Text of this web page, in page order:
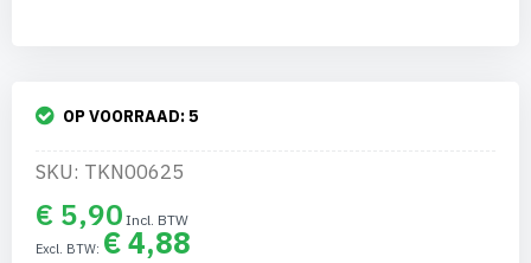
OP VOORRAAD:5
SKU: TKN00625
€ 5,90
€ 4,88